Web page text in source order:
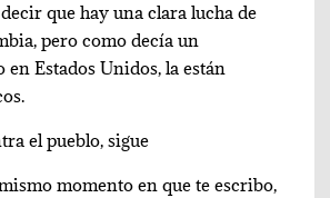
que hay una clara lucha de
pero como decía un
Estados Unidos, la están
el pueblo, sigue
momento en que te escribo,